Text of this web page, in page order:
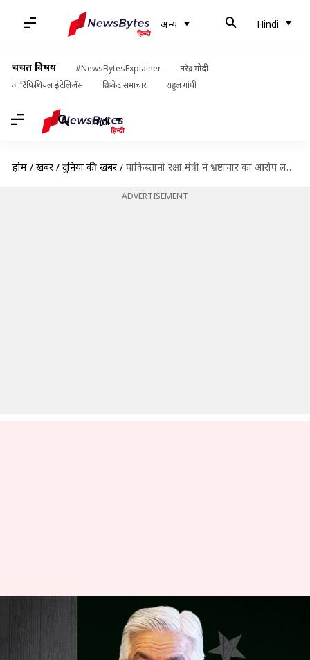
अन्य Hindi
चर्चित विषय #NewsBytesExplainer
नरेंद्र मोदी
आर्टिफिशियल इंटेलिजेंस
क्रिकेट समाचार राहुल गांधी
Hindi
होम / खबरें / दुनिया की खबरें / पाकिस्तानी रक्षा मंत्री ने भ्रष्टाचार का आरोप लगाया, कहा- पुर्तगाल बसने की तैयारी में आधी नौकरशाही
ADVERTISEMENT
पाकिस्तानी रक्षा मंत्री ने भ्रष्टाचार का
आरोप लगाया, कहा- पुर्तगाल बसने